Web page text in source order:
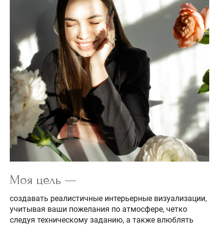
Моя цель —
создавать реалистичные интерьерные визуализации,
учитывая ваши пожелания по атмосфере, четко
следуя техническому заданию, а также влюблять